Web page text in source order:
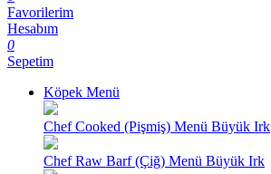
Favorilerim
Hesabım
0
Sepetim
Köpek Menü
Chef Cooked (Pişmiş) Menü Büyük Irk
Chef Raw Barf (Çiğ) Menü Büyük Irk